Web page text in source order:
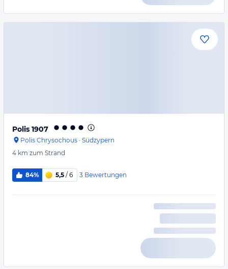
Polis 1907
Polis Chrysochous · Südzypern
4 km zum Strand
84% 5,5 / 6 3 Bewertungen